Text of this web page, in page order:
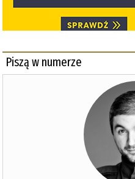
Piszą w numerze